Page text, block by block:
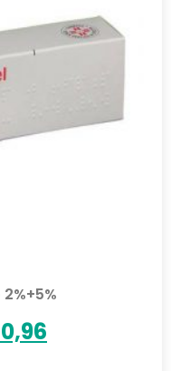
2%+5%